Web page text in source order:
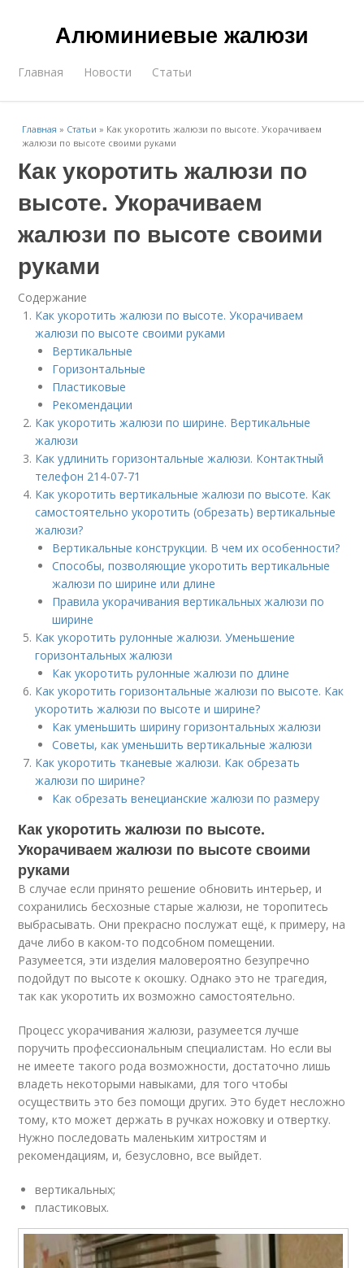
Алюминиевые жалюзи
Главная Новости Статьи
Главная » Статьи » Как укоротить жалюзи по высоте. Укорачиваем
жалюзи по высоте своими руками
Как укоротить жалюзи по
высоте. Укорачиваем
жалюзи по высоте своими
руками
Содержание
Как укоротить жалюзи по высоте. Укорачиваем
жалюзи по высоте своими руками
Вертикальные
Горизонтальные
Пластиковые
Рекомендации
Как укоротить жалюзи по ширине. Вертикальные
жалюзи
Как удлинить горизонтальные жалюзи. Контактный
телефон 214-07-71
Как укоротить вертикальные жалюзи по высоте. Как
самостоятельно укоротить (обрезать) вертикальные
жалюзи?
Вертикальные конструкции. В чем их особенности?
Способы, позволяющие укоротить вертикальные
жалюзи по ширине или длине
Правила укорачивания вертикальных жалюзи по
ширине
Как укоротить рулонные жалюзи. Уменьшение
горизонтальных жалюзи
Как укоротить рулонные жалюзи по длине
Как укоротить горизонтальные жалюзи по высоте. Как
укоротить жалюзи по высоте и ширине?
Как уменьшить ширину горизонтальных жалюзи
Советы, как уменьшить вертикальные жалюзи
Как укоротить тканевые жалюзи. Как обрезать
жалюзи по ширине?
Как обрезать венецианские жалюзи по размеру
Как укоротить жалюзи по высоте.
Укорачиваем жалюзи по высоте своими
руками
В случае если принято решение обновить интерьер, и
сохранились бесхозные старые жалюзи, не торопитесь
выбрасывать. Они прекрасно послужат ещё, к примеру, на
даче либо в каком-то подсобном помещении.
Разумеется, эти изделия маловероятно безупречно
подойдут по высоте к окошку. Однако это не трагедия,
так как укоротить их возможно самостоятельно.
Процесс укорачивания жалюзи, разумеется лучше
поручить профессиональным специалистам. Но если вы
не имеете такого рода возможности, достаточно лишь
владеть некоторыми навыками, для того чтобы
осуществить это без помощи других. Это будет несложно
тому, кто может держать в ручках ножовку и отвертку.
Нужно последовать маленьким хитростям и
рекомендациям, и, безусловно, все выйдет.
вертикальных;
пластиковых.